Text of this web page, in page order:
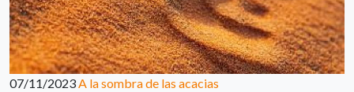
07/11/2023A la sombra de las acacias